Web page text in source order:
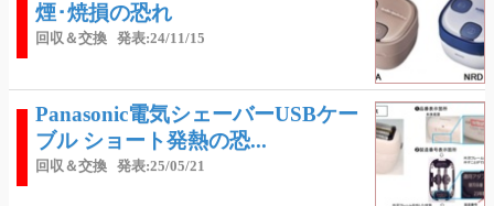
煙･焼損の恐れ
回収＆交換 発表:24/11/15
Panasonic電気シェーバーUSBケー
ブル ショート発熱の恐...
回収＆交換 発表:25/05/21